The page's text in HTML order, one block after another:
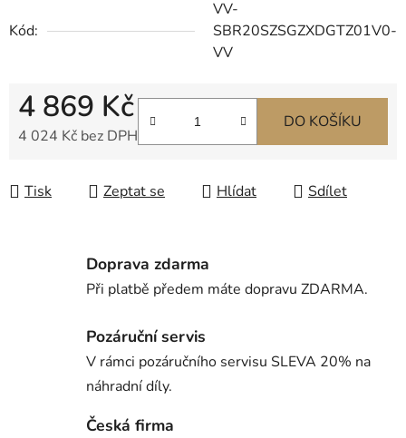
Kód:
VV-
SBR20SZSGZXDGTZ01V0-
VV
4 869 Kč
4 024 Kč bez DPH
DO KOŠÍKU
Tisk Zeptat se Hlídat Sdílet
Doprava zdarma
Při platbě předem máte dopravu ZDARMA.
Pozáruční servis
V rámci pozáručního servisu SLEVA 20% na
náhradní díly.
Česká firma